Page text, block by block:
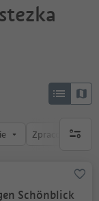
Zpracovávábrak
Schönblick